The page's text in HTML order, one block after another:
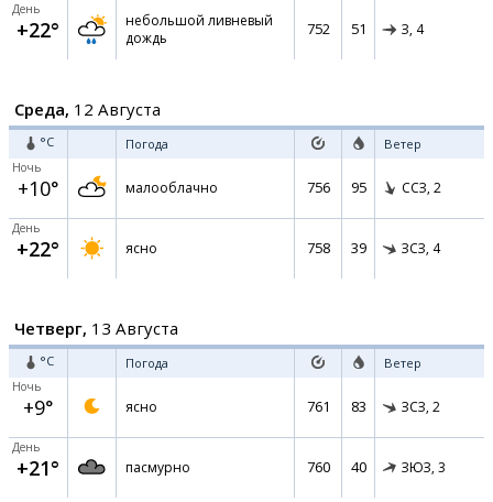
День
+22°
небольшой ливневый
дождь
752 51 З, 4
Среда, 12 Августа
°C Погода Ветер
Ночь
+10° малооблачно 756 95 ССЗ, 2
День
+22° ясно 758 39 ЗСЗ, 4
Четверг, 13 Августа
°C Погода Ветер
Ночь
+9° ясно 761 83 ЗСЗ, 2
День
+21° пасмурно 760 40 ЗЮЗ, 3